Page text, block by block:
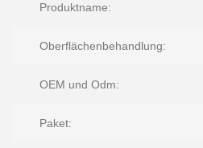
Produktname:
Oberflächenbehandlung:
OEM und Odm:
Paket: